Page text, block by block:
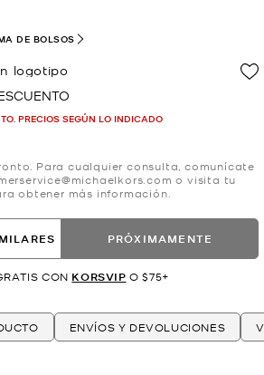
logotipo
PRECIOS SEGÚN LO INDICADO
DE BOLSOS
Para cualquier consulta, comunícate
o visita tu
obtener más información.
PRÓXIMAMENTE
CON KORSVIP O $75+
ENVÍOS Y DEVOLUCIONES